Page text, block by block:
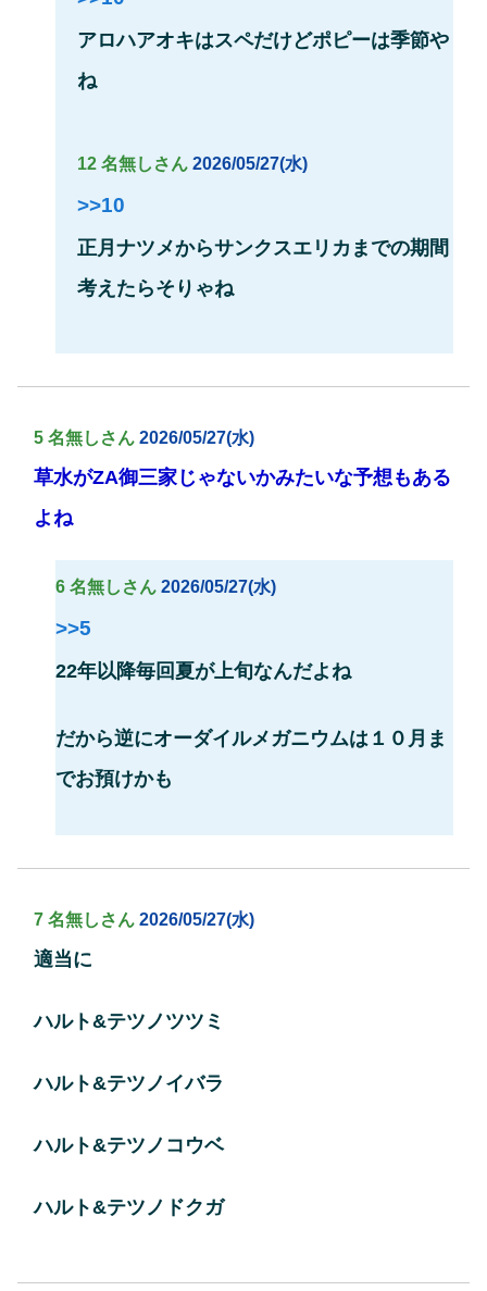
アロハアオキはスペだけどポピーは季節や
ね
12 名無しさん 2026/05/27(水)
>>10
正月ナツメからサンクスエリカまでの期間
考えたらそりゃね
5 名無しさん 2026/05/27(水)
草水がZA御三家じゃないかみたいな予想もある
よね
6 名無しさん 2026/05/27(水)
>>5
22年以降毎回夏が上旬なんだよね
だから逆にオーダイルメガニウムは１０月ま
でお預けかも
7 名無しさん 2026/05/27(水)
適当に
ハルト&テツノツツミ
ハルト&テツノイバラ
ハルト&テツノコウベ
ハルト&テツノドクガ